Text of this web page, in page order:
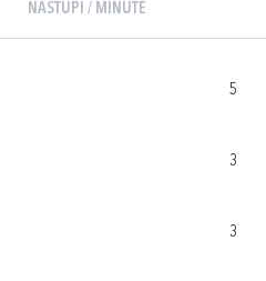
NASTUPI / MINUTE
5
3
3